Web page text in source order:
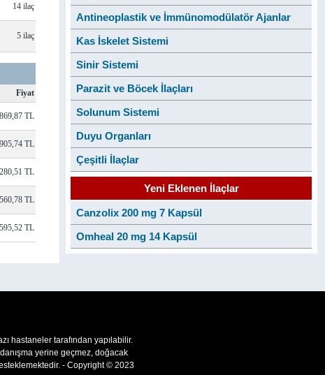
14 ilaç
5 ilaç
Fiyat
869,87 TL
TL
TL
TL
TL
Antineoplastik ve İmmünomodülatör Ajanlar
Kas İskelet Sistemi
Sinir Sistemi
Parazit ve Böcek İlaçları
Solunum Sistemi
Duyu Organları
Çeşitli İlaçlar
Yeni Eklenen İlaçlar
Canzolix 200 mg 7 Kapsül
Omheal 20 mg 14 Kapsül
hastaneler tarafından yapılabilir.
yerine geçmez, doğacak
- Copyright © 2023